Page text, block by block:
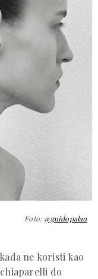
Foto:@guidopalau
ne koristi kao
do